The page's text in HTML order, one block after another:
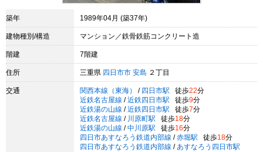
築年 1989年04月 (築37年)
建物種別/構造 マンション／鉄骨鉄筋コンクリート造
階建 7階建
住所 三重県 四日市市 安島 ２丁目
交通 関西本線（東海） / 四日市駅 徒歩22分
近鉄名古屋線 / 近鉄四日市駅 徒歩9分
近鉄湯の山線 / 近鉄四日市駅 徒歩7分
近鉄名古屋線 / 川原町駅 徒歩18分
近鉄湯の山線 / 中川原駅 徒歩16分
四日市あすなろう鉄道内部線 / 赤堀駅 徒歩18分
四日市あすなろう鉄道内部線 / あすなろう四日市駅